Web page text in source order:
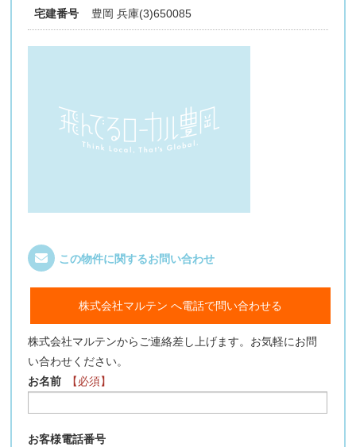
宅建番号 豊岡 兵庫(3)650085
この物件に関するお問い合わせ
株式会社マルテン へ電話で問い合わせる
株式会社マルテンからご連絡差し上げます。お気軽にお問
い合わせください。
お名前
【必須】
お客様電話番号